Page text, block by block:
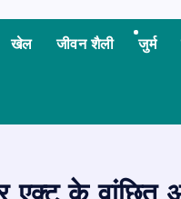
खेल जीवन शैली जुर्म